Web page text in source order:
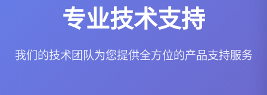
专业技术支持
我们的技术团队为您提供全方位的产品支持服务